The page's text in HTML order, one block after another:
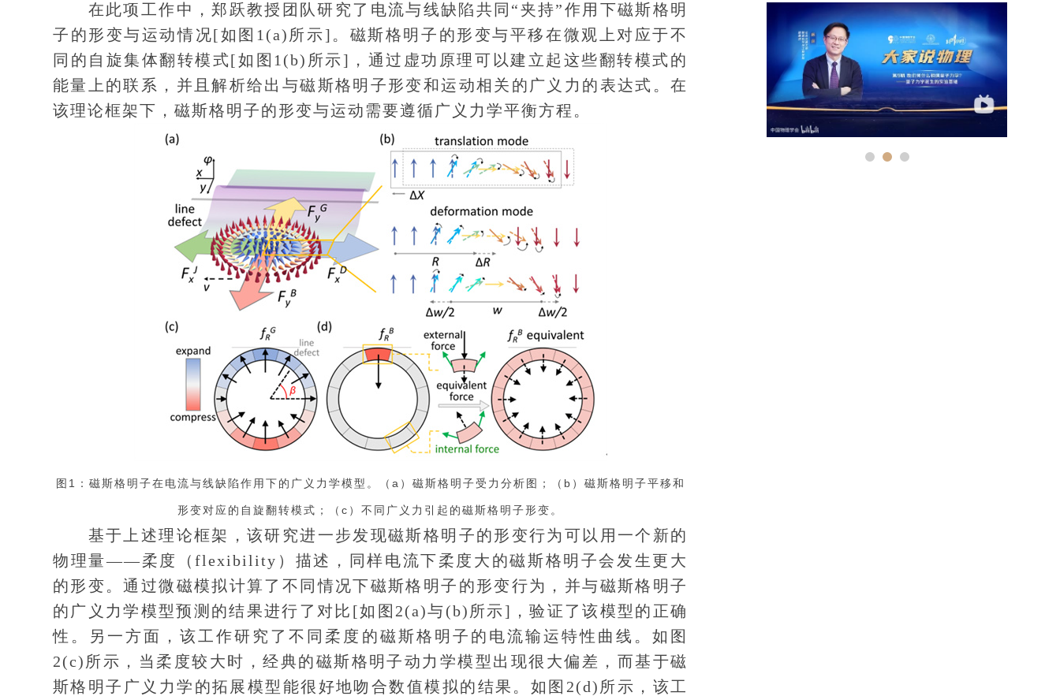
在此项工作中，郑跃教授团队研究了电流与线缺陷共同“夹持”作用下磁斯格明
子的形变与运动情况[如图1(a)所示]。磁斯格明子的形变与平移在微观上对应于不
同的自旋集体翻转模式[如图1(b)所示]，通过虚功原理可以建立起这些翻转模式的
能量上的联系，并且解析给出与磁斯格明子形变和运动相关的广义力的表达式。在
该理论框架下，磁斯格明子的形变与运动需要遵循广义力学平衡方程。
图1：磁斯格明子在电流与线缺陷作用下的广义力学模型。（a）磁斯格明子受力分析图；（b）磁斯格明子平移和
形变对应的自旋翻转模式；（c）不同广义力引起的磁斯格明子形变。
基于上述理论框架，该研究进一步发现磁斯格明子的形变行为可以用一个新的
物理量——柔度（flexibility）描述，同样电流下柔度大的磁斯格明子会发生更大
的形变。通过微磁模拟计算了不同情况下磁斯格明子的形变行为，并与磁斯格明子
的广义力学模型预测的结果进行了对比[如图2(a)与(b)所示]，验证了该模型的正确
性。另一方面，该工作研究了不同柔度的磁斯格明子的电流输运特性曲线。如图
2(c)所示，当柔度较大时，经典的磁斯格明子动力学模型出现很大偏差，而基于磁
斯格明子广义力学的拓展模型能很好地吻合数值模拟的结果。如图2(d)所示，该工